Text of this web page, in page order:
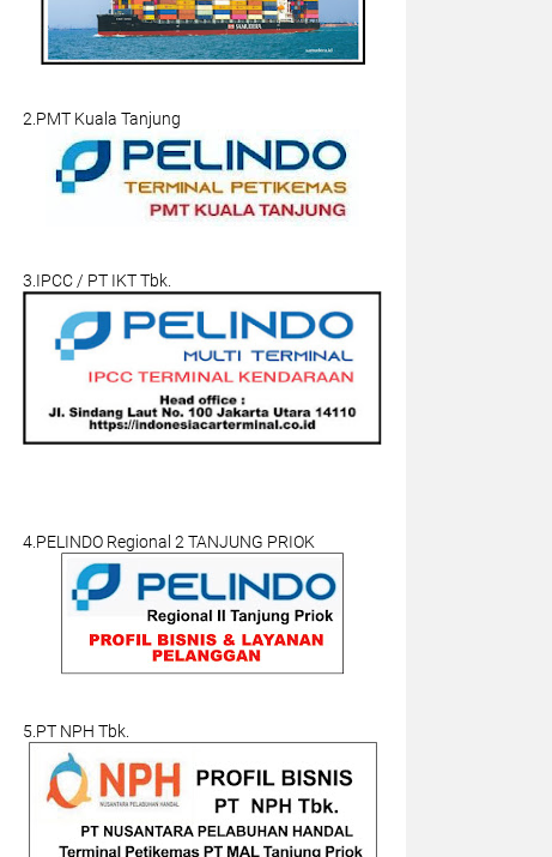
2.PMT Kuala Tanjung
3.IPCC / PT IKT Tbk.
4.PELINDO Regional 2 TANJUNG PRIOK
5.PT NPH Tbk.